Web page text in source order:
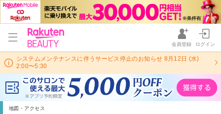
会員登録 ログイン
システムメンテナンスに伴うサービス停止のお知らせ 8月12日 (水)
2:00〜5:30
地図・アクセス